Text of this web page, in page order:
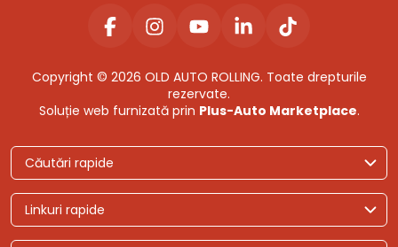
Copyright © 2026 OLD AUTO ROLLING. Toate drepturile
rezervate.
Soluție web furnizată prin Plus-Auto Marketplace.
Căutări rapide
Linkuri rapide